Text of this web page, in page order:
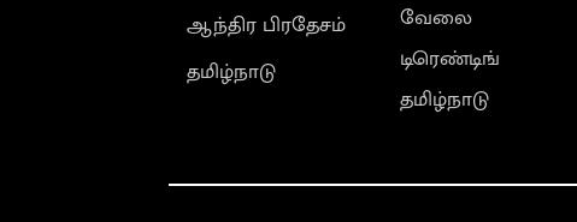
ஆந்திர பிரதேசம்
தமிழ்நாடு
வேலை
டிரெண்டிங்
தமிழ்நாடு